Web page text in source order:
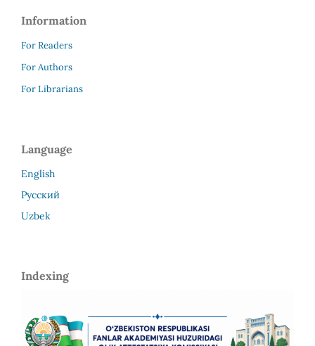
Information
For Readers
For Authors
For Librarians
Language
English
Русский
Uzbek
Indexing